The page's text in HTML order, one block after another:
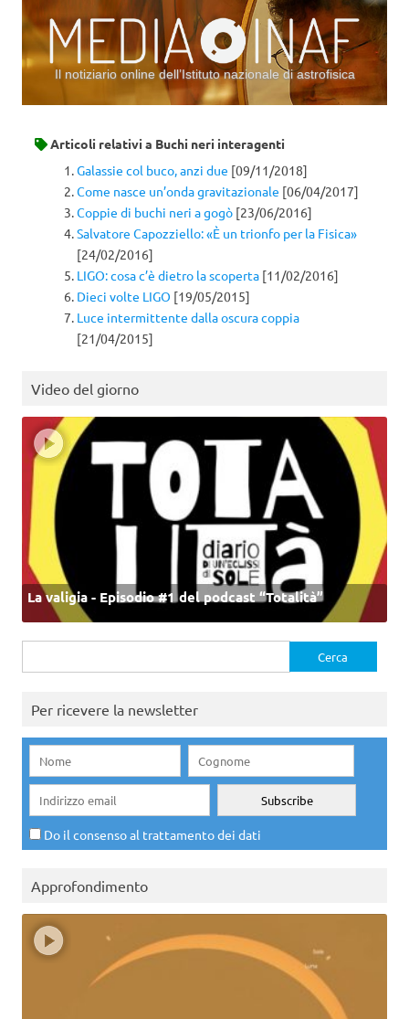
Il notiziario online dell’Istituto nazionale di astrofisica
Articoli relativi a Buchi neri interagenti
Galassie col buco, anzi due [09/11/2018]
Come nasce un’onda gravitazionale [06/04/2017]
Coppie di buchi neri a gogò [23/06/2016]
Salvatore Capozziello: «È un trionfo per la Fisica»
[24/02/2016]
LIGO: cosa c’è dietro la scoperta [11/02/2016]
Dieci volte LIGO [19/05/2015]
Luce intermittente dalla oscura coppia
[21/04/2015]
Video del giorno
La valigia - Episodio #1 del podcast “Totalità”
per:
Per ricevere la newsletter
Do il consenso al trattamento dei dati
Approfondimento